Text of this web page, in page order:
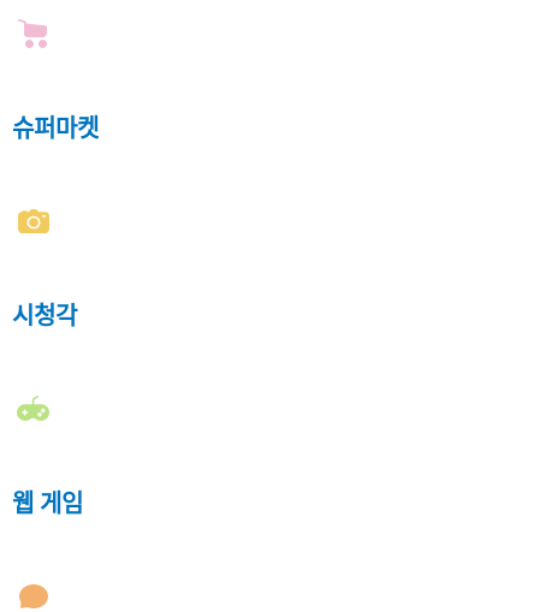
슈퍼마켓
시청각
웹 게임